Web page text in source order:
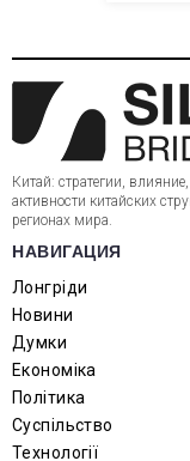
Китай: стратегии,
активности китайских
регионах мира.
НАВИГАЦИЯ
Лонгріди
Новини
Думки
Економіка
Політика
Суспільство
Технології